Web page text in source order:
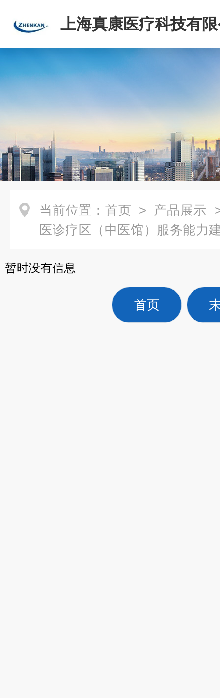
上海真康医疗科技有
当前位置： 首页 > 产品展示
医诊疗区（中医馆）服务能力
暂时没有信息
首页